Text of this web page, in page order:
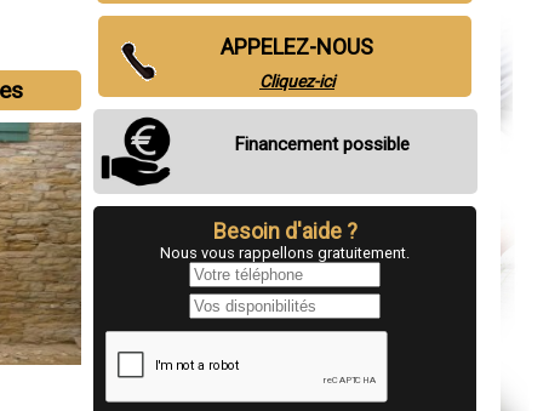
APPELEZ-NOUS
Cliquez-ici
Financement possible
Besoin d'aide ?
Nous vous rappellons gratuitement.